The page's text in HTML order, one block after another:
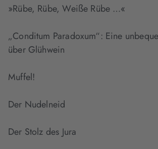
»Rübe, Rübe, Weiße Rübe …«
„Conditum Paradoxum“: Eine
über Glühwein
Muffel!
Der Nudelneid
Der Stolz des Jura